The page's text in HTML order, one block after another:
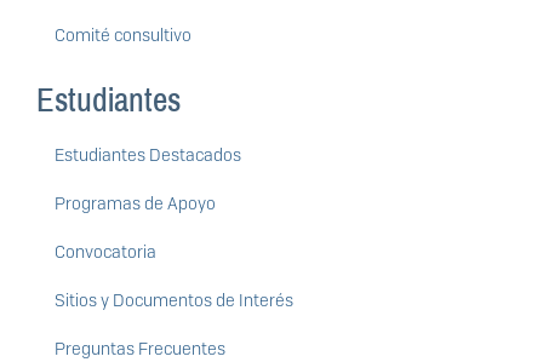
Comité consultivo
Estudiantes
Estudiantes Destacados
Programas de Apoyo
Convocatoria
Sitios y Documentos de Interés
Preguntas Frecuentes